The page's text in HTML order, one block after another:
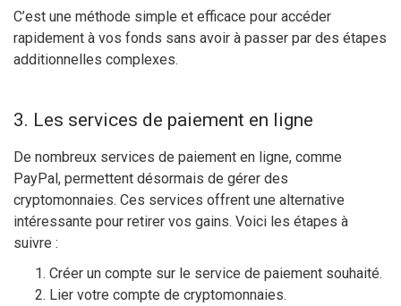
C’est une méthode simple et efficace pour accéder
rapidement à vos fonds sans avoir à passer par des étapes
additionnelles complexes.
3. Les services de paiement en ligne
De nombreux services de paiement en ligne, comme
PayPal, permettent désormais de gérer des
cryptomonnaies. Ces services offrent une alternative
intéressante pour retirer vos gains. Voici les étapes à
suivre :
Créer un compte sur le service de paiement souhaité.
Lier votre compte de cryptomonnaies.